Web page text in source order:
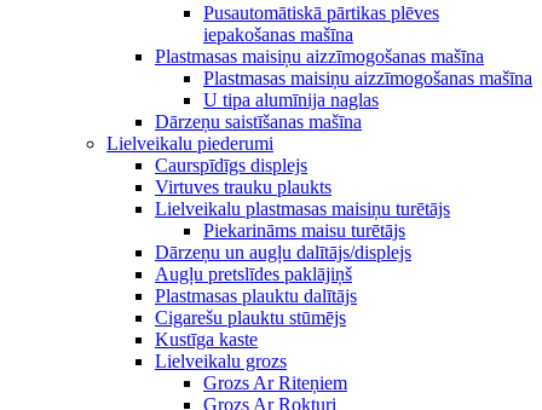
Pusautomātiskā pārtikas plēves
iepakošanas mašīna
Plastmasas maisiņu aizzīmogošanas mašīna
Plastmasas maisiņu aizzīmogošanas mašīna
U tipa alumīnija naglas
Dārzeņu saistīšanas mašīna
Lielveikalu piederumi
Caurspīdīgs displejs
Virtuves trauku plaukts
Lielveikalu plastmasas maisiņu turētājs
Piekarināms maisu turētājs
Dārzeņu un augļu dalītājs/displejs
Augļu pretslīdes paklājiņš
Plastmasas plauktu dalītājs
Cigarešu plauktu stūmējs
Kustīga kaste
Lielveikalu grozs
Grozs Ar Riteņiem
Grozs Ar Rokturi